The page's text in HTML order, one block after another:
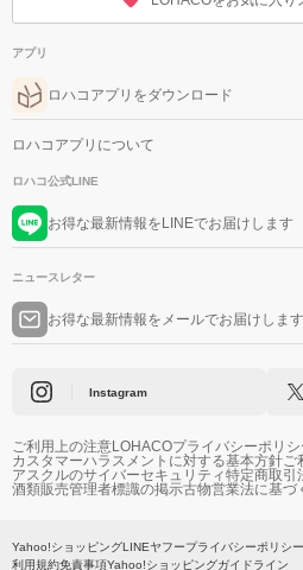
アプリ
ロハコアプリをダウンロード
ロハコアプリについて
ロハコ公式LINE
お得な最新情報をLINEでお届けします
ニュースレター
お得な最新情報をメールでお届けします
Instagram
ご利用上の注意LOHACOプライバシーポリシ
カスタマーハラスメントに対する基本方針ご
アスクルのサイバーセキュリティ特定商取引
酒類販売管理者標識の掲示古物営業法に基づ
Yahoo!ショッピングLINEヤフープライバシーポリシー
利用規約免責事項Yahoo!ショッピングガイドライン